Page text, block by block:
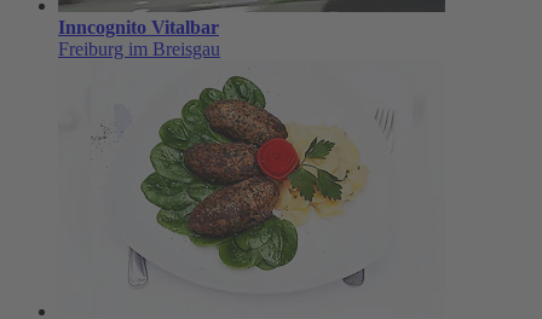
Inncognito Vitalbar
Freiburg im Breisgau